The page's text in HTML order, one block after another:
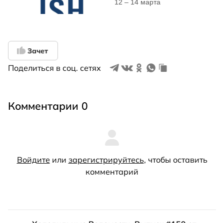
Зачет
Поделиться в соц. сетях
Комментарии 0
Войдите или зарегистрируйтесь, чтобы оставить
комментарий